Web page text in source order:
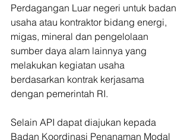
Perdagangan Luar negeri untuk badan
usaha atau kontraktor bidang energi,
migas, mineral dan pengelolaan
sumber daya alam lainnya yang
melakukan kegiatan usaha
berdasarkan kontrak kerjasama
dengan pemerintah RI.
Selain API dapat diajukan kepada
Badan Koordinasi Penanaman Modal